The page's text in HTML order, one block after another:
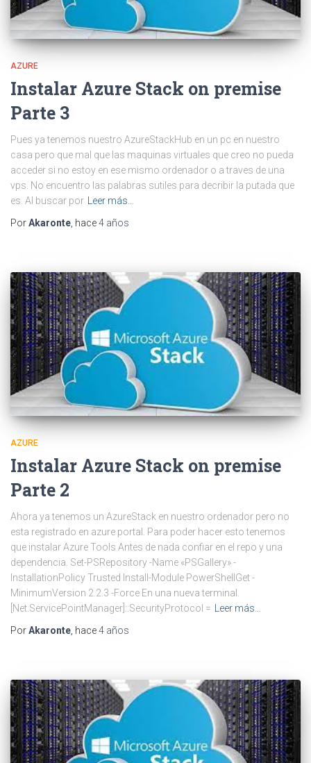
AZURE
Instalar Azure Stack on premise
Parte 3
Pues ya tenemos nuestro AzureStackHub en un pc en nuestro
casa pero que mal que las maquinas virtuales que creo no pueda
acceder si no estoy en ese mismo ordenador o a traves de una
vps. No encuentro las palabras sutiles para decribir la putada que
es. Al buscar por
Leer más…
PorAkaronte , hace4 años
AZURE
Instalar Azure Stack on premise
Parte 2
Ahora ya tenemos un AzureStack en nuestro ordenador pero no
esta registrado en azure portal. Para poder hacer esto tenemos
que instalar Azure Tools Antes de nada confiar en el repo y una
dependencia. Set-PSRepository -Name «PSGallery» -
InstallationPolicy Trusted Install-Module PowerShellGet -
MinimumVersion 2.2.3 -Force En una nueva terminal.
[Net.ServicePointManager]::SecurityProtocol =
Leer más…
PorAkaronte , hace4 años